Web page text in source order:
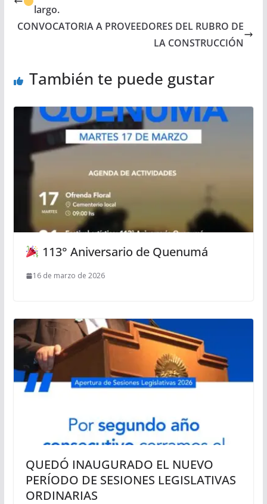
largo.
CONVOCATORIA A PROVEEDORES DEL RUBRO DE
LA CONSTRUCCIÓN
También te puede gustar
113° Aniversario de Quenumá
16 de marzo de 2026
QUEDÓ INAUGURADO EL NUEVO
PERÍODO DE SESIONES LEGISLATIVAS
ORDINARIAS